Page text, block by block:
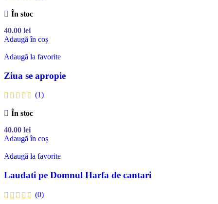
În stoc
40.00 lei
Adaugă în coș
Adaugă la favorite
Ziua se apropie
(1)
În stoc
40.00 lei
Adaugă în coș
Adaugă la favorite
Laudati pe Domnul Harfa de cantari
(0)